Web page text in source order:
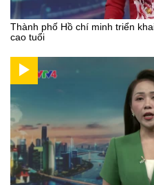
Thành phố Hồ chí minh triển
cao tuổi